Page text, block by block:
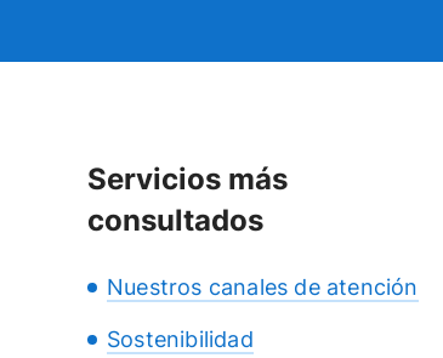
Servicios más
consultados
Nuestros canales de atención
Sostenibilidad